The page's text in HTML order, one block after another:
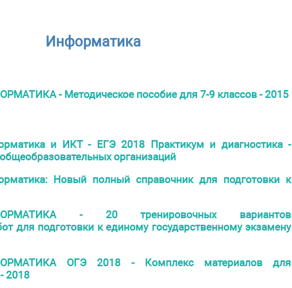
Информатика
- Методическое пособие для 7-9 классов - 2015
и ИКТ - ЕГЭ 2018 Практикум и диагностика -
организаций
Новый полный справочник для подготовки к
- 20 тренировочных вариантов
для подготовки к единому государственному экзамену
ОГЭ 2018 - Комплекс материалов для
2018